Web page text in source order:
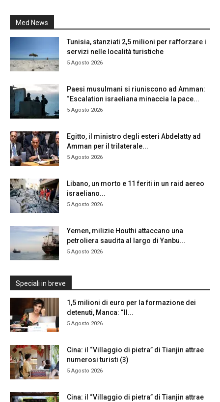
Med News
Tunisia, stanziati 2,5 milioni per rafforzare i
servizi nelle località turistiche
5 Agosto 2026
Paesi musulmani si riuniscono ad Amman:
“Escalation israeliana minaccia la pace...
5 Agosto 2026
Egitto, il ministro degli esteri Abdelatty ad
Amman per il trilaterale...
5 Agosto 2026
Libano, un morto e 11 feriti in un raid aereo
israeliano...
5 Agosto 2026
Yemen, milizie Houthi attaccano una
petroliera saudita al largo di Yanbu...
5 Agosto 2026
Speciali in breve
1,5 milioni di euro per la formazione dei
detenuti, Manca: “Il...
5 Agosto 2026
Cina: il “Villaggio di pietra” di Tianjin attrae
numerosi turisti (3)
5 Agosto 2026
Cina: il “Villaggio di pietra” di Tianjin attrae